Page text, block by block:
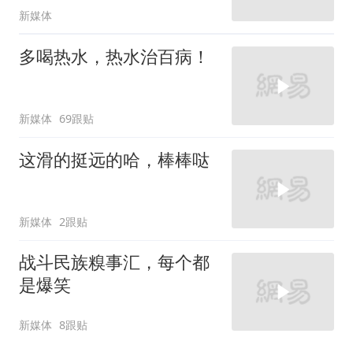
新媒体
多喝热水，热水治百病！
新媒体 69跟贴
这滑的挺远的哈，棒棒哒
新媒体 2跟贴
战斗民族糗事汇，每个都
是爆笑
新媒体 8跟贴